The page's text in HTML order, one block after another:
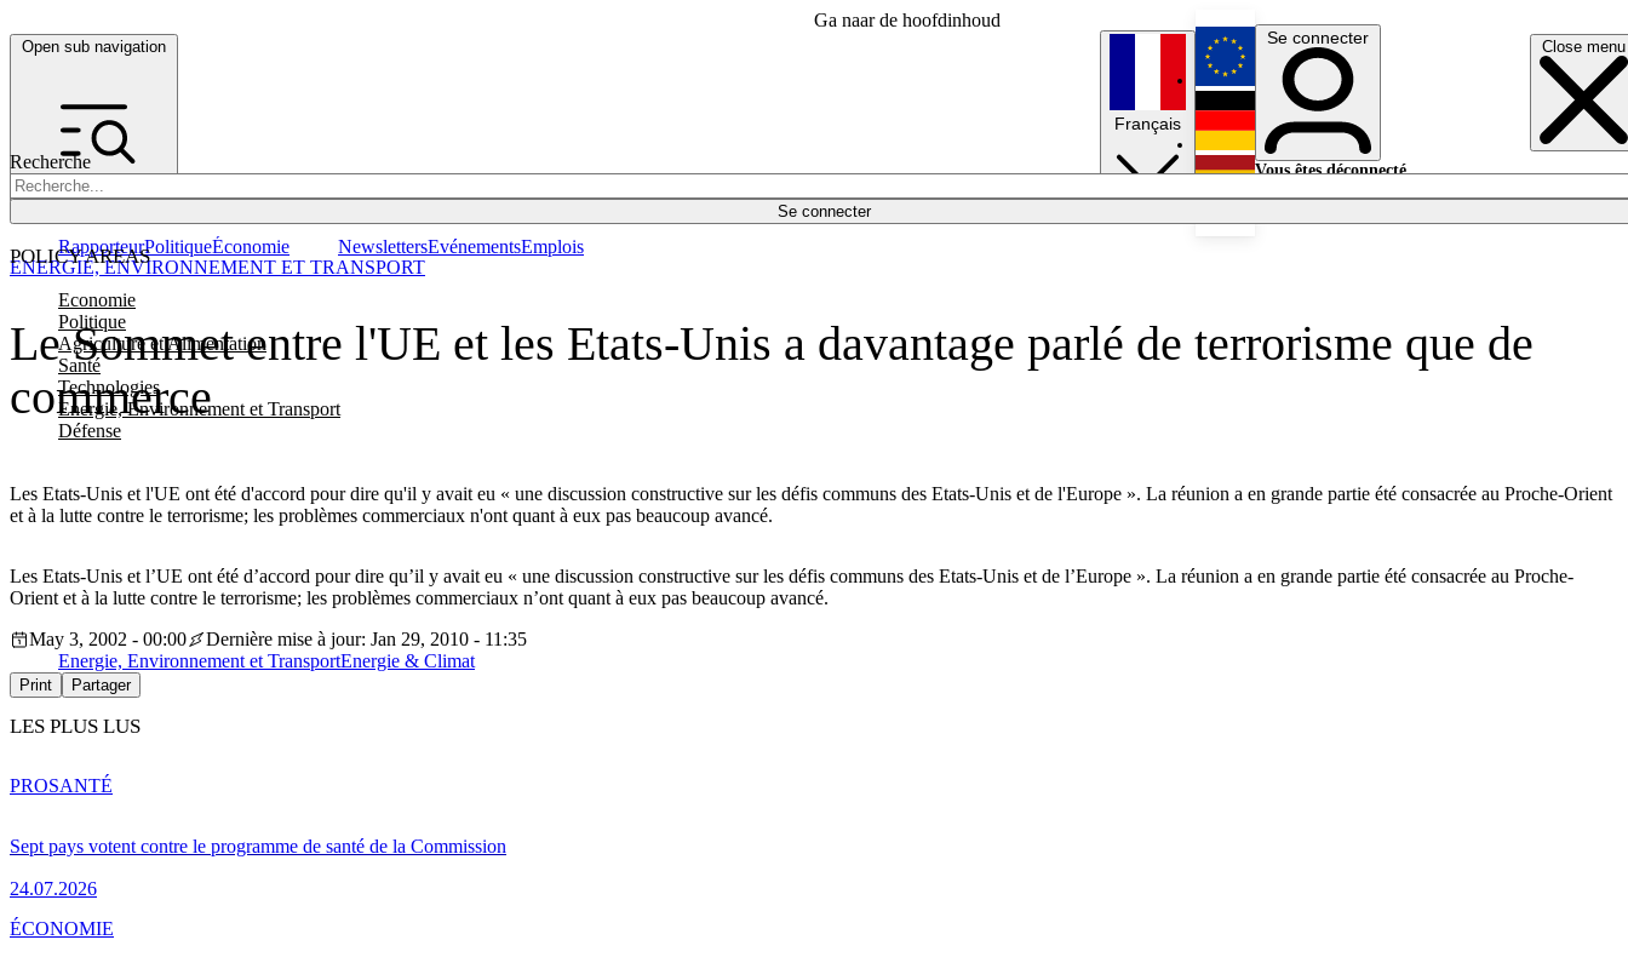
Ga naar de hoofdinhoud
Open sub navigation Close menu
Recherche
Se connecter
POLICY AREAS
Economie
Politique
Agriculture et Alimentation
Santé
Technologies
Energie, Environnement et Transport
Défense
RapporteurPolitiqueÉconomie NewslettersEvénementsEmplois
Français
English
Deutsch
Se connecter
Vous êtes déconnecté.
Le Sommet entre l'UE et les Etats-Unis a davantage parlé de terrorisme que de
commerce
Les Etats-Unis et l'UE ont été d'accord pour dire qu'il y avait eu « une discussion constructive sur les défis communs des Etats-Unis et de l'Europe ». La réunion a en grande partie été consacrée au Proche-Orient
et à la lutte contre le terrorisme; les problèmes commerciaux n'ont quant à eux pas beaucoup avancé.
ENERGIE, ENVIRONNEMENT ET TRANSPORT
Les Etats-Unis et l’UE ont été d’accord pour dire qu’il y avait eu « une discussion constructive sur les défis communs des Etats-Unis et de l’Europe ». La réunion a en grande partie été consacrée au Proche-
Orient et à la lutte contre le terrorisme; les problèmes commerciaux n’ont quant à eux pas beaucoup avancé.
May 3, 2002 - 00:00
Dernière mise à jour: Jan 29, 2010 - 11:35
Energie, Environnement et TransportEnergie & Climat
Print Partager
LES PLUS LUS
Sept pays votent contre le programme de santé de la Commission
24.07.2026
PROSANTÉ
ÉCONOMIE